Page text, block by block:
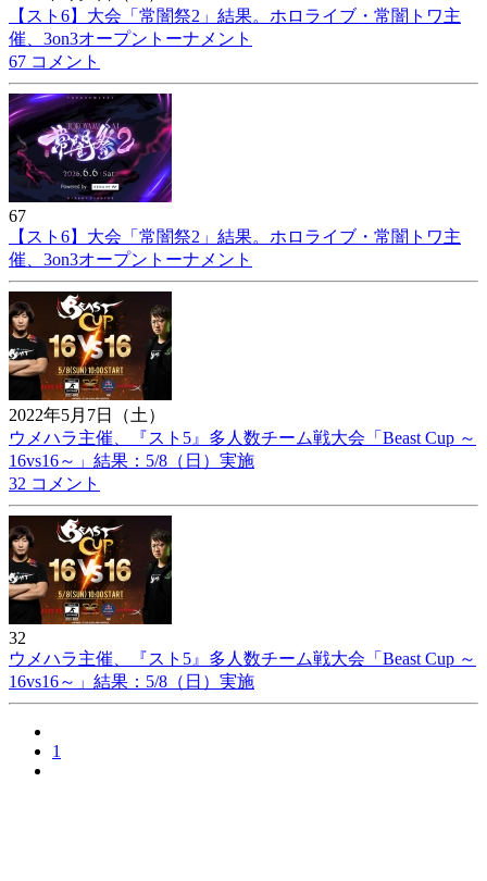
【スト6】大会「常闇祭2」結果。ホロライブ・常闇トワ主
催、3on3オープントーナメント
67 コメント
67
【スト6】大会「常闇祭2」結果。ホロライブ・常闇トワ主
催、3on3オープントーナメント
2022年5月7日（土）
ウメハラ主催、『スト5』多人数チーム戦大会「Beast Cup ～
16vs16～」結果：5/8（日）実施
32 コメント
32
ウメハラ主催、『スト5』多人数チーム戦大会「Beast Cup ～
16vs16～」結果：5/8（日）実施
1